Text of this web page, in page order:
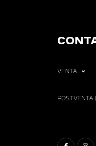
VENTA
POSTVENTA